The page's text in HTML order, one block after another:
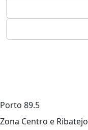
Porto 89.5
Zona Centro e Ribatejo